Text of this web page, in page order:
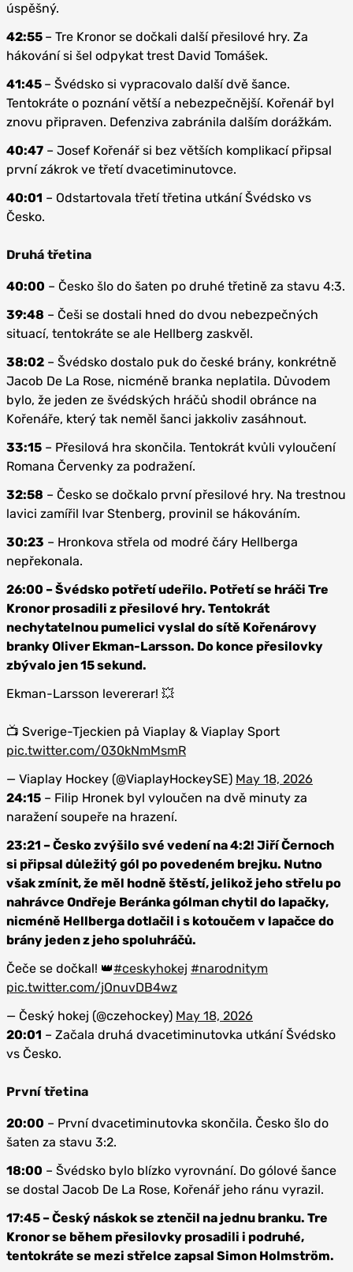
úspěšný.
42:55 – Tre Kronor se dočkali další přesilové hry. Za
hákování si šel odpykat trest David Tomášek.
41:45 – Švédsko si vypracovalo další dvě šance.
Tentokráte o poznání větší a nebezpečnější. Kořenář byl
znovu připraven. Defenziva zabránila dalším dorážkám.
40:47 – Josef Kořenář si bez větších komplikací připsal
první zákrok ve třetí dvacetiminutovce.
40:01 – Odstartovala třetí třetina utkání Švédsko vs
Česko.
Druhá třetina
40:00 – Česko šlo do šaten po druhé třetině za stavu 4:3.
39:48 – Češi se dostali hned do dvou nebezpečných
situací, tentokráte se ale Hellberg zaskvěl.
38:02 – Švédsko dostalo puk do české brány, konkrétně
Jacob De La Rose, nicméně branka neplatila. Důvodem
bylo, že jeden ze švédských hráčů shodil obránce na
Kořenáře, který tak neměl šanci jakkoliv zasáhnout.
33:15 – Přesilová hra skončila. Tentokrát kvůli vyloučení
Romana Červenky za podražení.
32:58 – Česko se dočkalo první přesilové hry. Na trestnou
lavici zamířil Ivar Stenberg, provinil se hákováním.
30:23 – Hronkova střela od modré čáry Hellberga
nepřekonala.
26:00 – Švédsko potřetí udeřilo. Potřetí se hráči Tre
Kronor prosadili z přesilové hry. Tentokrát
nechytatelnou pumelici vyslal do sítě Kořenárovy
branky Oliver Ekman-Larsson. Do konce přesilovky
zbývalo jen 15 sekund.
Ekman-Larsson levererar! 💥
📺 Sverige-Tjeckien på Viaplay & Viaplay Sport
pic.twitter.com/030kNmMsmR
— Viaplay Hockey (@ViaplayHockeySE) May 18, 2026
24:15 – Filip Hronek byl vyloučen na dvě minuty za
naražení soupeře na hrazení.
23:21 – Česko zvýšilo své vedení na 4:2! Jiří Černoch
si připsal důležitý gól po povedeném brejku. Nutno
však zmínit, že měl hodně štěstí, jelikož jeho střelu po
nahrávce Ondřeje Beránka gólman chytil do lapačky,
nicméně Hellberga dotlačil i s kotoučem v lapačce do
brány jeden z jeho spoluhráčů.
Čeče se dočkal! 👑#ceskyhokej #narodnitym
pic.twitter.com/jOnuvDB4wz
— Český hokej (@czehockey) May 18, 2026
20:01 – Začala druhá dvacetiminutovka utkání Švédsko
vs Česko.
První třetina
20:00 – První dvacetiminutovka skončila. Česko šlo do
šaten za stavu 3:2.
18:00 – Švédsko bylo blízko vyrovnání. Do gólové šance
se dostal Jacob De La Rose, Kořenář jeho ránu vyrazil.
17:45 – Český náskok se ztenčil na jednu branku. Tre
Kronor se během přesilovky prosadili i podruhé,
tentokráte se mezi střelce zapsal Simon Holmström.